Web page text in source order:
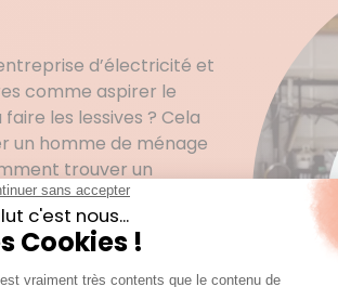
d’électricité et
comme aspirer le
les lessives ? Cela
un homme de ménage
trouver un
sur la chance.
remplacement
de casse… Votre
d’un climat de